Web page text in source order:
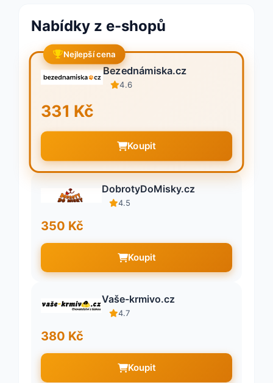
Nabídky z e-shopů
Nejlepší cena
Bezednámiska.cz
4.6
331 Kč
Koupit
DobrotyDoMisky.cz
4.5
350 Kč
Koupit
Vaše-krmivo.cz
4.7
380 Kč
Koupit